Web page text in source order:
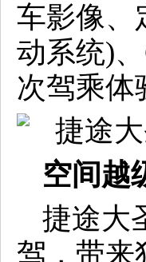
车影像、
动系统)
次驾乘体
空间越
捷途大
驾，带来